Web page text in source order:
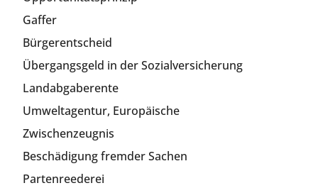
Gaffer
Bürgerentscheid
Übergangsgeld in der Sozialversicherung
Landabgaberente
Umweltagentur, Europäische
Zwischenzeugnis
Beschädigung fremder Sachen
Partenreederei